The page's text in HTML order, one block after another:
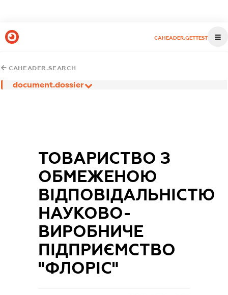
CAHEADER.GETTEST
CAHEADER.SEARCH
document.dossier
ТОВАРИСТВО З
ОБМЕЖЕНОЮ
ВІДПОВІДАЛЬНІСТЮ
НАУКОВО-
ВИРОБНИЧЕ
ПІДПРИЄМСТВО
"ФЛОРІС"